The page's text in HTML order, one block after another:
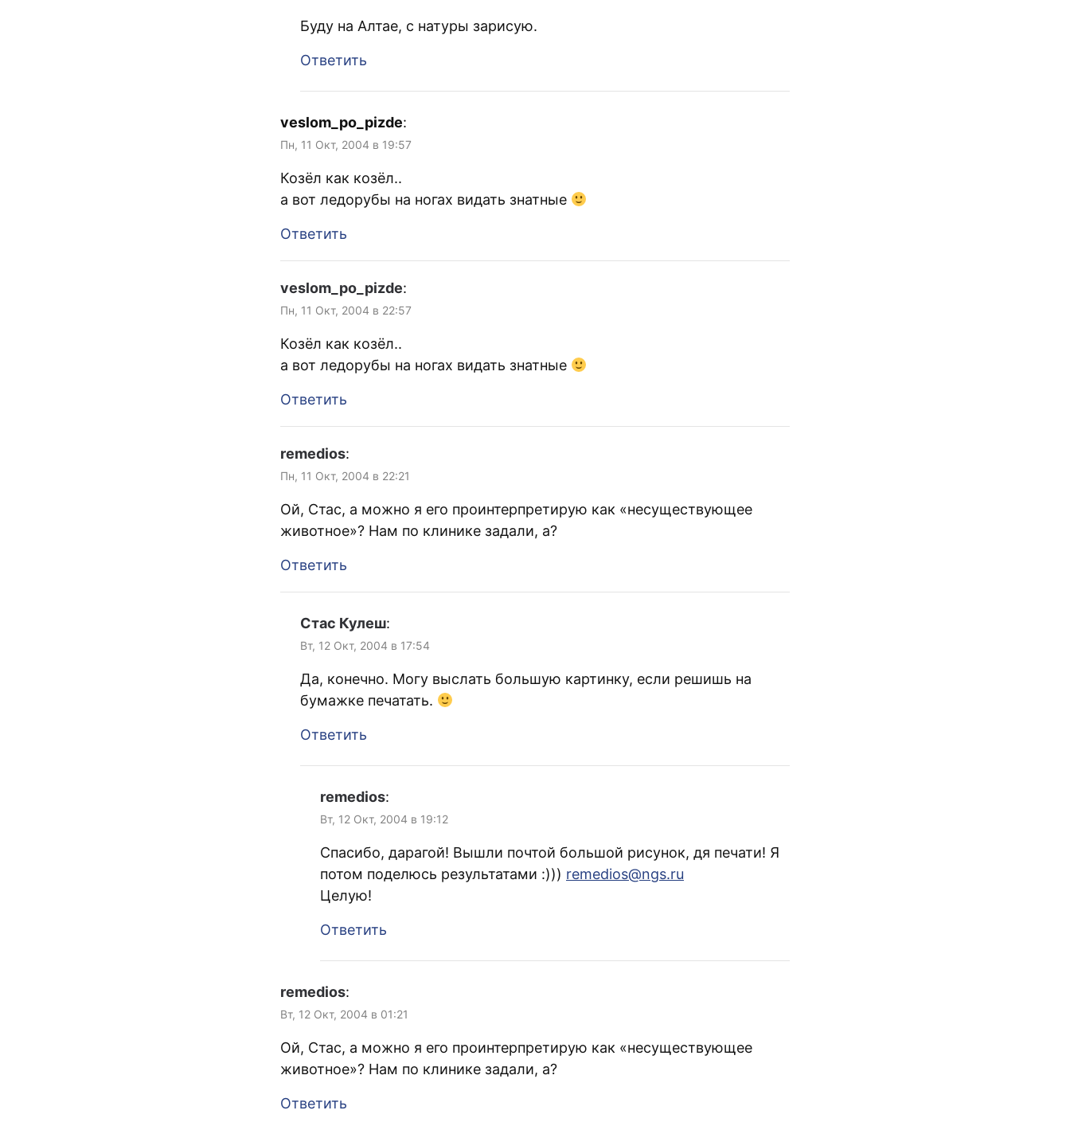
Буду на Алтае, с натуры зарисую.
Ответить
veslom_po_pizde:
Пн, 11 Окт, 2004 в 19:57
Козёл как козёл..
а вот ледорубы на ногах видать знатные
Ответить
veslom_po_pizde:
Пн, 11 Окт, 2004 в 22:57
Козёл как козёл..
а вот ледорубы на ногах видать знатные
Ответить
remedios:
Пн, 11 Окт, 2004 в 22:21
Ой, Стас, а можно я его проинтерпретирую как «несуществующее
животное»? Нам по клинике задали, а?
Ответить
Стас Кулеш:
Вт, 12 Окт, 2004 в 17:54
Да, конечно. Могу выслать большую картинку, если решишь на
бумажке печатать.
Ответить
remedios:
Вт, 12 Окт, 2004 в 19:12
Спасибо, дарагой! Вышли почтой большой рисунок, дя печати! Я
потом поделюсь результатами :))) remedios@ngs.ru
Целую!
Ответить
remedios:
Вт, 12 Окт, 2004 в 01:21
Ой, Стас, а можно я его проинтерпретирую как «несуществующее
животное»? Нам по клинике задали, а?
Ответить